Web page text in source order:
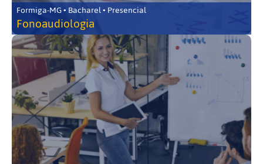
Formiga-MG • Bacharel • Presencial
Fonoaudiologia